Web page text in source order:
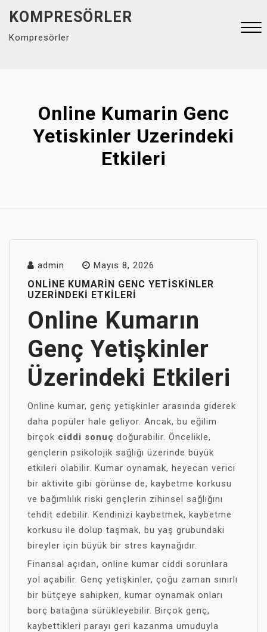
content
KOMPRESÖRLER
Kompresörler
Online Kumarin Genc
Yetiskinler Uzerindeki
Etkileri
admin Mayıs 8, 2026
ONLINE KUMARIN GENC YETISKINLER
UZERINDEKI ETKILERI
Online Kumarın
Genç Yetişkinler
Üzerindeki Etkileri
Online kumar, genç yetişkinler arasında giderek
daha popüler hale geliyor. Ancak, bu eğilim
birçok ciddi sonuç doğurabilir. Öncelikle,
gençlerin psikolojik sağlığı üzerinde büyük
etkileri olabilir. Kumar oynamak, heyecan verici
bir aktivite gibi görünse de, kaybetme korkusu
ve bağımlılık riski gençlerin zihinsel sağlığını
tehdit edebilir. Kendinizi kaybetmek, kaybetme
korkusu ile dolup taşmak, bu yaş grubundaki
bireyler için büyük bir stres kaynağıdır.
Finansal açıdan, online kumar ciddi sorunlara
yol açabilir. Genç yetişkinler, çoğu zaman sınırlı
bir bütçeye sahipken, kumar oynamak onları
borç batağına sürükleyebilir. Birçok genç,
kaybettikleri parayı geri kazanma umuduyla